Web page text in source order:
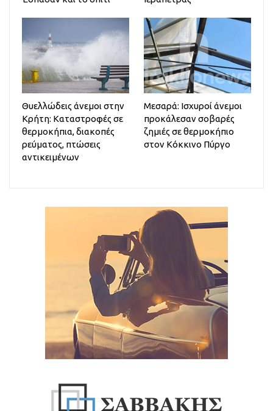
Θυελλώδεις άνεμοι στην
Κρήτη: Καταστροφές σε
θερμοκήπια, διακοπές
ρεύματος, πτώσεις
αντικειμένων
Μεσαρά: Ισχυροί άνεμοι
προκάλεσαν σοβαρές
ζημιές σε θερμοκήπιο
στον Κόκκινο Πύργο